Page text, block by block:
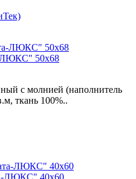
ЛЮКС" 50х68
с молнией (наполнитель
ткань 100%..
ЛЮКС" 40х60